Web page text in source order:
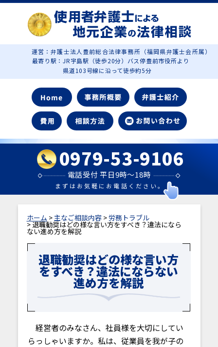
運営：弁護士法人豊前総合法律事務所（福岡県弁護士会所属）
最寄り駅：JR宇島駅（徒歩20分）バス停豊前市役所より
県道103号線に沿って徒歩約5分
0979-53-9106
電話受付 平日9時～18時
まずはお気軽にお電話ください。
ホーム >主なご相談内容 > 労務トラブル
> 退職勧奨はどの様な言い方をすべき？違法になら
ない進め方を解説
退職勧奨はどの様な言い方
をすべき？違法にならない
進め方を解説
経営者のみなさん、社員様を大切にしてい
らっしゃいますか。私は、従業員を我が子の